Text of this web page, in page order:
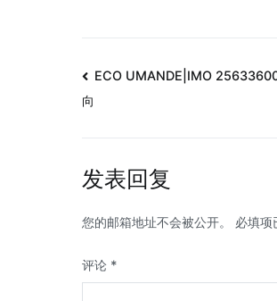
ECO UMANDE|IMO
向
发表回复
您的邮箱地址不会被公开。 必填项
评论 *